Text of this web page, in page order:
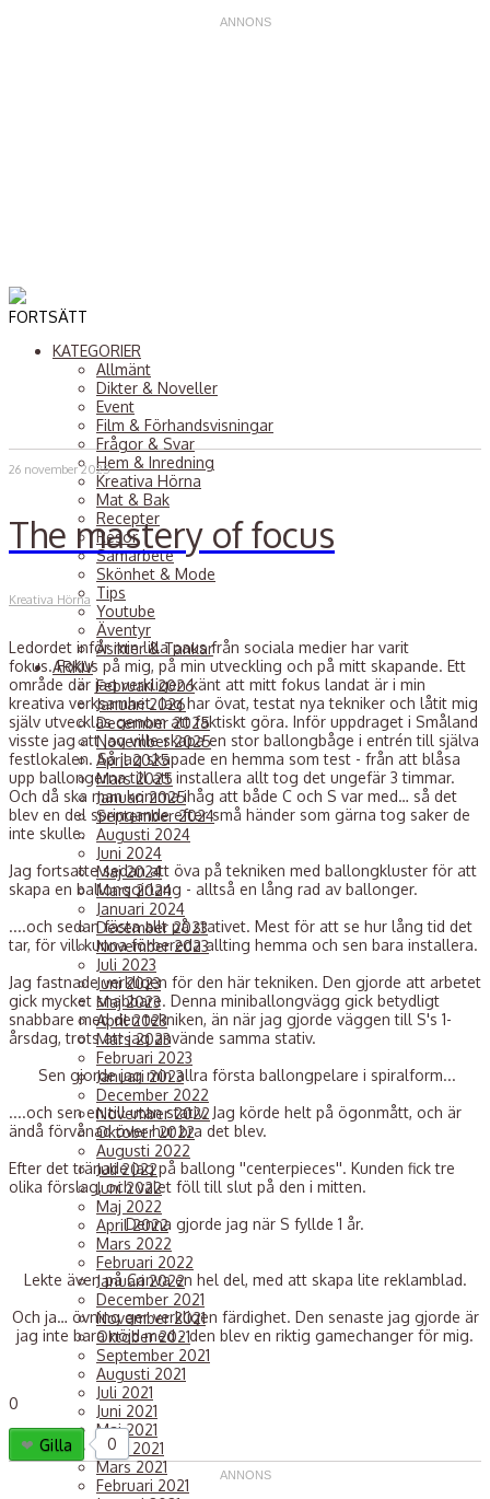
FORTSÄTT
KATEGORIER
Allmänt
Dikter & Noveller
Event
Film & Förhandsvisningar
Frågor & Svar
Hem & Inredning
Kreativa Hörna
Mat & Bak
Recepter
Resor
Samarbete
Skönhet & Mode
Tips
Youtube
Äventyr
Åsikter & Tankar
ARKIV
Februari 2026
Januari 2026
December 2025
November 2025
April 2025
Mars 2025
Januari 2025
September 2024
Augusti 2024
Juni 2024
Maj 2024
Mars 2024
Januari 2024
December 2023
November 2023
Juli 2023
Juni 2023
Maj 2023
April 2023
Mars 2023
Februari 2023
Januari 2023
December 2022
November 2022
Oktober 2022
Augusti 2022
Juli 2022
Juni 2022
Maj 2022
April 2022
Mars 2022
Februari 2022
Januari 2022
December 2021
November 2021
Oktober 2021
September 2021
Augusti 2021
Juli 2021
Juni 2021
Maj 2021
April 2021
Mars 2021
Februari 2021
26 november 2025
The mastery of focus
Kreativa Hörna
Ledordet inför min lilla paus från sociala medier har varit
fokus. Fokus på mig, på min utveckling och på mitt skapande. Ett
område där jag verkligen känt att mitt fokus landat är i min
kreativa verksamhet. Jag har övat, testat nya tekniker och låtit mig
själv utvecklas genom att faktiskt göra. Inför uppdraget i Småland
visste jag att jag ville skapa en stor ballongbåge i entrén till själva
festlokalen. Så jag skapade en hemma som test - från att blåsa
upp ballongerna till att installera allt tog det ungefär 3 timmar.
Och då ska man komma ihåg att både C och S var med… så det
blev en del springande efter små händer som gärna tog saker de
inte skulle.
Jag fortsatte sedan att öva på tekniken med ballongkluster för att
skapa en ballonggirlang - alltså en lång rad av ballonger.
....och sedan fästa allt på stativet. Mest för att se hur lång tid det
tar, för vill kunna förbereda allting hemma och sen bara installera.
Jag fastnade verkligen för den här tekniken. Den gjorde att arbetet
gick mycket snabbare. Denna miniballongvägg gick betydligt
snabbare med den tekniken, än när jag gjorde väggen till S's 1-
årsdag, trots att jag använde samma stativ.
Sen gjorde jag min allra första ballongpelare i spiralform...
....och sen en till utan stativ. Jag körde helt på ögonmått, och är
ändå förvånad över hur bra det blev.
Efter det tränade jag på ballong ''centerpieces''. Kunden fick tre
olika förslag, och valet föll till slut på den i mitten.
Denna gjorde jag när S fyllde 1 år.
Lekte även på Canva en hel del, med att skapa lite reklamblad.
Och ja… övning ger verkligen färdighet. Den senaste jag gjorde är
jag inte bara nöjd med - den blev en riktig gamechanger för mig.
0
0
Gilla